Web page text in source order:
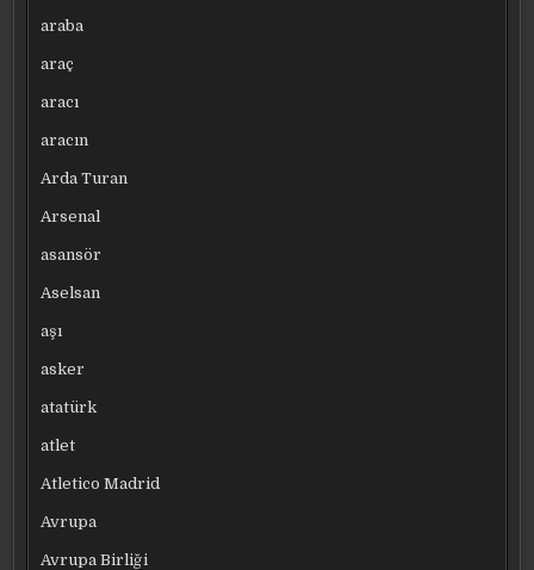
araba
araç
aracı
aracın
Arda Turan
Arsenal
asansör
Aselsan
aşı
asker
atatürk
atlet
Atletico Madrid
Avrupa
Avrupa Birliği